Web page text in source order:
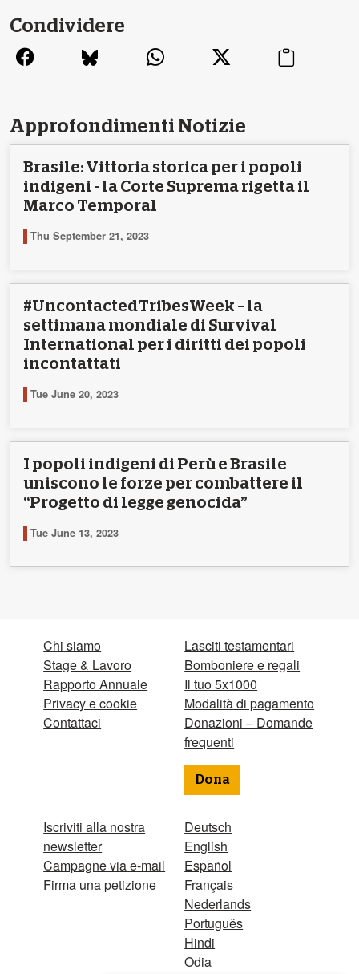
Condividere
Approfondimenti Notizie
Brasile: Vittoria storica per i popoli
indigeni - la Corte Suprema rigetta il
Marco Temporal
Thu September 21, 2023
#UncontactedTribesWeek – la
settimana mondiale di Survival
International per i diritti dei popoli
incontattati
Tue June 20, 2023
I popoli indigeni di Perù e Brasile
uniscono le forze per combattere il
“Progetto di legge genocida”
Tue June 13, 2023
Chi siamo
Stage & Lavoro
Rapporto Annuale
Privacy e cookie
Contattaci
Iscriviti alla nostra
newsletter
Campagne via e-mail
Firma una petizione
Lasciti testamentari
Bomboniere e regali
Il tuo 5x1000
Modalità di pagamento
Donazioni – Domande
frequenti
Dona
Deutsch
English
Español
Français
Nederlands
Português
Hindi
Odia